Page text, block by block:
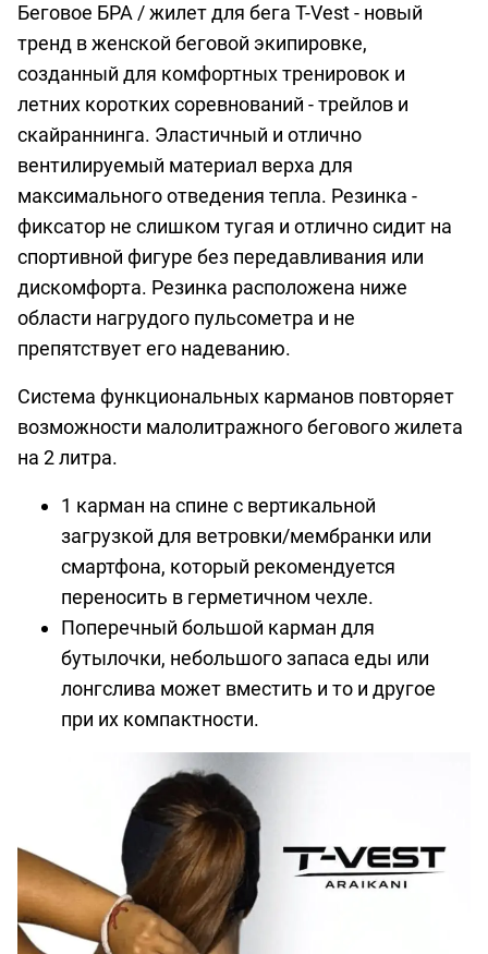
Беговое БРА / жилет для бега T-Vest - новый
тренд в женской беговой экипировке,
созданный для комфортных тренировок и
летних коротких соревнований - трейлов и
скайраннинга. Эластичный и отлично
вентилируемый материал верха для
максимального отведения тепла. Резинка -
фиксатор не слишком тугая и отлично сидит на
спортивной фигуре без передавливания или
дискомфорта. Резинка расположена ниже
области нагрудого пульсометра и не
препятствует его надеванию.
Система функциональных карманов повторяет
возможности малолитражного бегового жилета
на 2 литра.
1 карман на спине с вертикальной
загрузкой для ветровки/мембранки или
смартфона, который рекомендуется
переносить в герметичном чехле.
Поперечный большой карман для
бутылочки, небольшого запаса еды или
лонгслива может вместить и то и другое
при их компактности.